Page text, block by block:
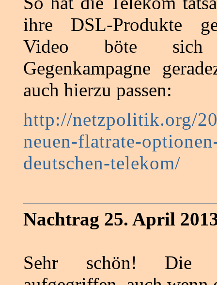
ihre DSL-Produkte
Video böte
Gegenkampagne
auch hierzu passen:
http://netzpolitik.org/
neuen-flatrate-
deutschen-telekom/
Nachtrag 25. April
Sehr schön! Die